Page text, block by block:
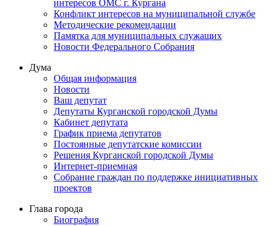
интересов ОМС г. Кургана
Конфликт интересов на муниципальной службе
Методические рекомендации
Памятка для муниципальных служащих
Новости Федерального Cобрания
Дума
Общая информация
Новости
Ваш депутат
Депутаты Курганской городской Думы
Кабинет депутата
График приема депутатов
Постоянные депутатские комиссии
Решения Курганской городской Думы
Интернет-приемная
Собрание граждан по поддержке инициативных
проектов
Глава города
Биография